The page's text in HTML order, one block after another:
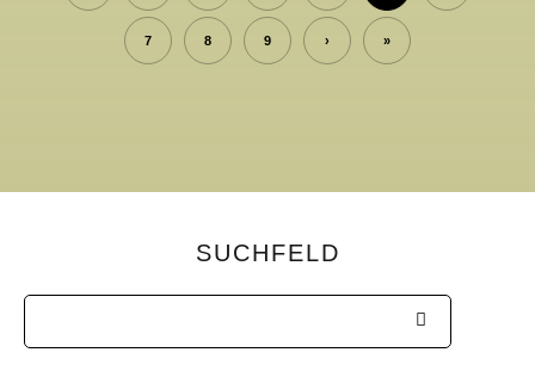
7 8 9 › »
SUCHFELD